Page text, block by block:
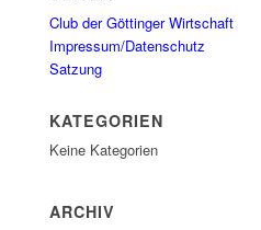
Club der Göttinger Wirtschaft
Impressum/Datenschutz
Satzung
KATEGORIEN
Keine Kategorien
ARCHIV